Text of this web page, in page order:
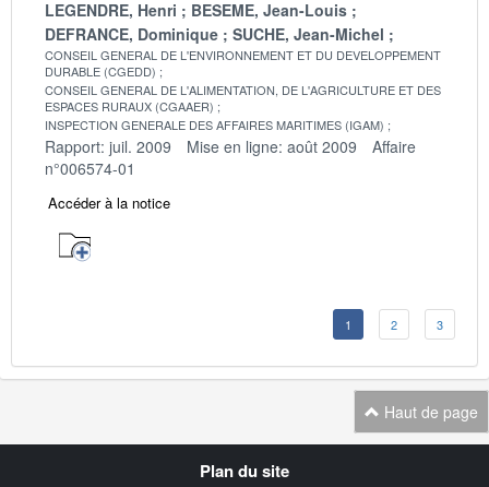
LEGENDRE, Henri
BESEME, Jean-Louis
DEFRANCE, Dominique
SUCHE, Jean-Michel
CONSEIL GENERAL DE L'ENVIRONNEMENT ET DU DEVELOPPEMENT
DURABLE (CGEDD)
CONSEIL GENERAL DE L'ALIMENTATION, DE L'AGRICULTURE ET DES
ESPACES RURAUX (CGAAER)
INSPECTION GENERALE DES AFFAIRES MARITIMES (IGAM)
Rapport: juil. 2009 Mise en ligne: août 2009
Affaire
n°006574-01
Accéder à la notice
1 2 3
Haut de page
Plan du site